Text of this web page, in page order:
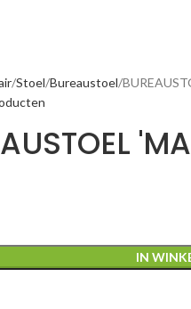
Stoel Bureaustoel
IN